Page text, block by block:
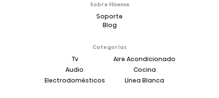
Sobre Hisense
Soporte
Blog
Categorías
Tv
Aire Acondicionado
Audio
Cocina
Electrodomésticos
Línea Blanca